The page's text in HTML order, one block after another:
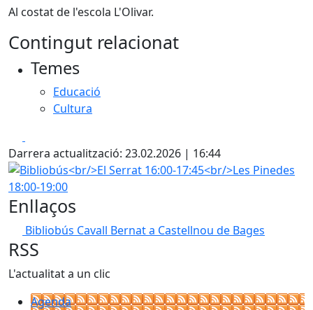
Al costat de l'escola L'Olivar.
Contingut relacionat
Temes
Educació
Cultura
Darrera actualització: 23.02.2026 | 16:44
Bibliobús<br/>El Serrat 16:00-17:45<br/>Les Pinedes
Enllaços
Bibliobús Cavall Bernat a Castellnou de Bages
RSS
L'actualitat a un clic
Agenda